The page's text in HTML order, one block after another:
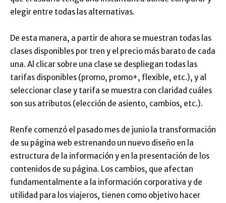
elegir entre todas las alternativas.
De esta manera, a partir de ahora se muestran todas las
clases disponibles por tren y el precio más barato de cada
una. Al clicar sobre una clase se despliegan todas las
tarifas disponibles (promo, promo+, flexible, etc.), y al
seleccionar clase y tarifa se muestra con claridad cuáles
son sus atributos (elección de asiento, cambios, etc.).
Renfe comenzó el pasado mes de junio la transformación
de su página web estrenando un nuevo diseño en la
estructura de la información y en la presentación de los
contenidos de su página. Los cambios, que afectan
fundamentalmente a la información corporativa y de
utilidad para los viajeros, tienen como objetivo hacer